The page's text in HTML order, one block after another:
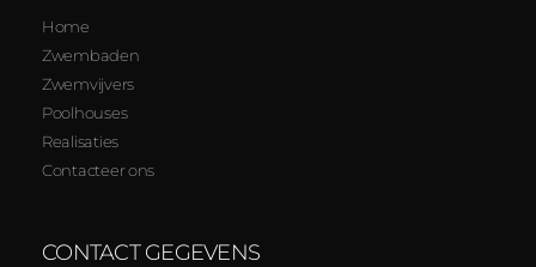
Home
Zwembaden
Zwemvijvers
Poolhouses
Realisaties
Contacteer ons
CONTACT GEGEVENS